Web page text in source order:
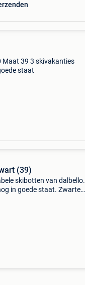
39 3 skivakanties
staat
(39)
skibotten van dalbello.
in goede staat. Zwarte